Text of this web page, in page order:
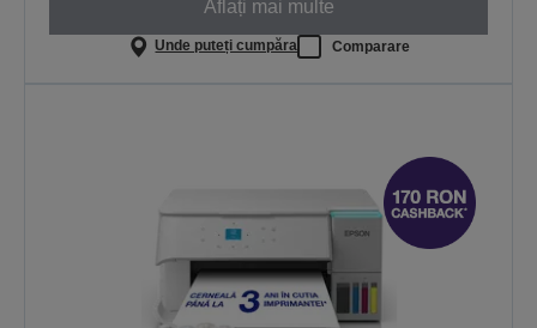
Aflați mai multe
Unde puteți cumpăra Comparare